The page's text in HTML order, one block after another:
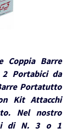
Coppia Barre
Portabici da
Portatutto
Kit Attacchi
Nel nostro
di N. 3 o 1